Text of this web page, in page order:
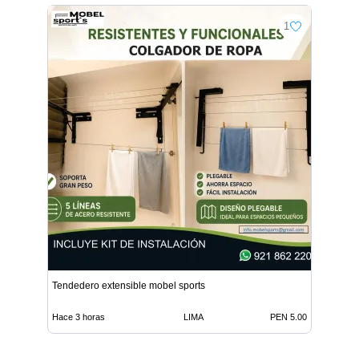
1
Tendedero extensible mobel sports
Hace 3 horas LIMA PEN 5.00